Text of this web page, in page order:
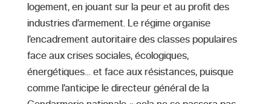
logement, en jouant sur la peur et au profit des
industries d’armement. Le régime organise
l’encadrement autoritaire des classes populaires
face aux crises sociales, écologiques,
énergétiques… et face aux résistances, puisque
comme l’anticipe le directeur général de la